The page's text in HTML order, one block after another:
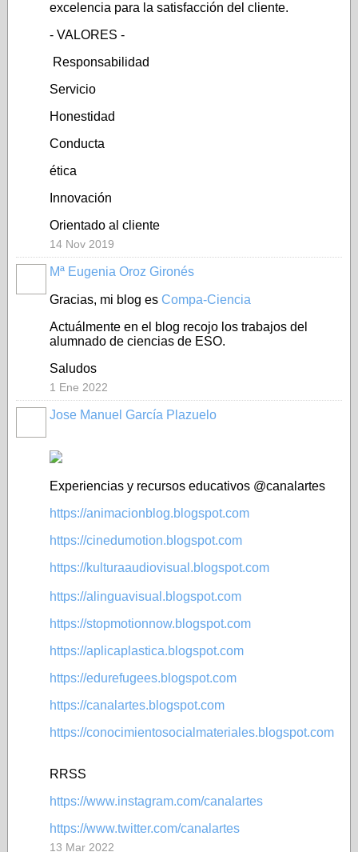
excelencia para la satisfacción del cliente.
- VALORES -
Responsabilidad
Servicio
Honestidad
Conducta
ética
Innovación
Orientado al cliente
14 Nov 2019
Mª Eugenia Oroz Gironés
Gracias, mi blog es Compa-Ciencia
Actuálmente en el blog recojo los trabajos del
alumnado de ciencias de ESO.
Saludos
1 Ene 2022
Jose Manuel García Plazuelo
Experiencias y recursos educativos @canalartes
https://animacionblog.blogspot.com
https://cinedumotion.blogspot.com
https://kulturaaudiovisual.blogspot.com
https://alinguavisual.blogspot.com
https://stopmotionnow.blogspot.com
https://aplicaplastica.blogspot.com
https://edurefugees.blogspot.com
https://canalartes.blogspot.com
https://conocimientosocialmateriales.blogspot.com
RRSS
https://www.instagram.com/canalartes
https://www.twitter.com/canalartes
13 Mar 2022